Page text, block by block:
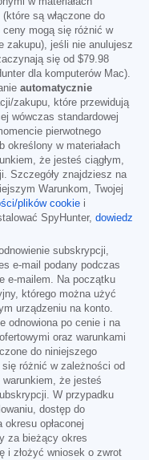
są włączone do
ceny mogą się różnić w
zakupu), jeśli nie anulujesz
się od $79.98
dla komputerów Mac).
automatycznie
zakupu, które przewidują
wówczas standardowej
pierwotnego
określony w materiałach
że jesteś ciągłym,
Szczegóły znajdziesz na
Warunkom, Twojej
plików cookie i
SpyHunter, dowiedz
subskrypcji,
e-mail podany podczas
e-mailem. Na początku
którego można użyć
urządzeniu na konto.
odnowiona po cenie i na
oraz warunkami
do niniejszego
różnić w zależności od
że jesteś
W przypadku
dostęp do
opłaconej
za bieżący okres
i złożyć wniosek o zwrot